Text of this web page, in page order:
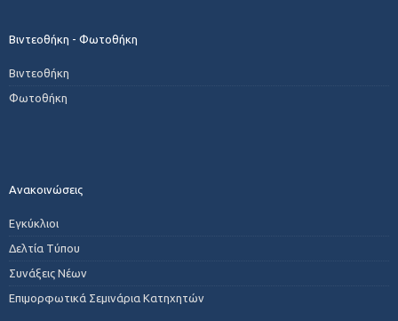
Βιντεοθήκη - Φωτοθήκη
Βιντεοθήκη
Φωτοθήκη
Ανακοινώσεις
Εγκύκλιοι
Δελτία Τύπου
Συνάξεις Νέων
Επιμορφωτικά Σεμινάρια Κατηχητών